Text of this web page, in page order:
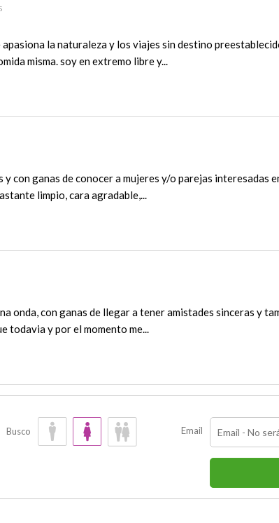
la naturaleza y los viajes sin destino
misma. soy en extremo libre y...
con ganas de conocer a mujeres y/o parejas interesadas
limpio, cara agradable,...
onda, con ganas de llegar a tener amistades sinceras y
todavia y por el momento me...
Busco Email